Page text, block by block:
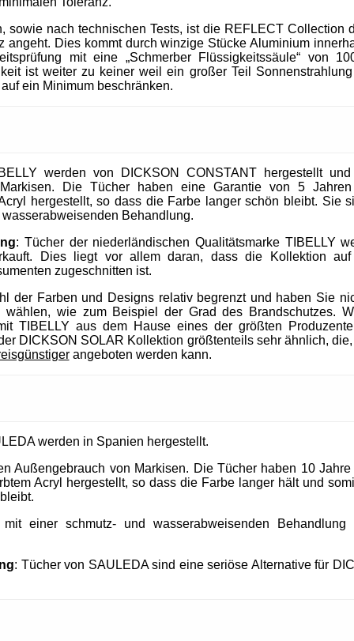
sowie nach technischen Tests, ist die REFLECT Collection
angeht. Dies kommt durch winzige Stücke Aluminium
mit eine „Schmerber Flüssigkeitssäule“ von
ist weiter zu keiner weil ein großer Teil
ein Minimum beschränken.
werden von DICKSON CONSTANT hergestellt
Die Tücher haben eine Garantie von 5
hergestellt, so dass die Farbe langer schön bleibt. Sie
Behandlung.
: Tücher der niederländischen Qualitätsmarke TIBELLY
Dies liegt vor allem daran, dass die Kollektion
zugeschnitten ist.
der Farben und Designs relativ begrenzt und haben Sie
wählen, wie zum Beispiel der Grad des Brandschutzes.
TIBELLY aus dem Hause eines der größten
DICKSON SOLAR Kollektion größtenteils sehr ähnlich,
angeboten werden kann.
werden in Spanien hergestellt.
Außengebrauch von Markisen. Die Tücher haben 10
Acryl hergestellt, so dass die Farbe langer hält und
einer schmutz- und wasserabweisenden
: Tücher von SAULEDA sind eine seriöse Alternative für